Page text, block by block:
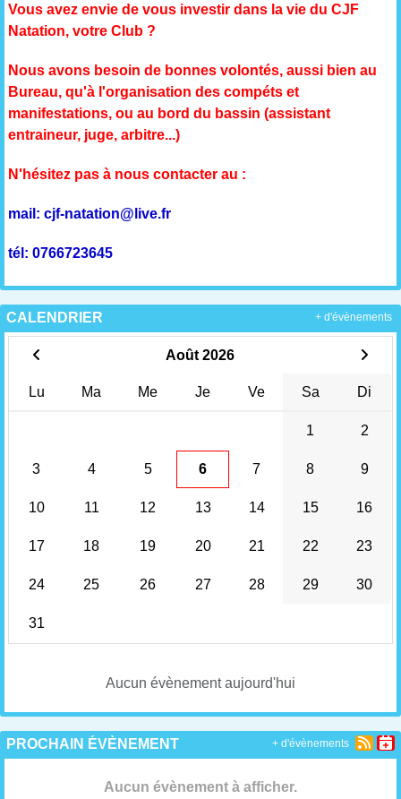
Vous avez envie de vous investir dans la vie du CJF
Natation, votre Club ?
Nous avons besoin de bonnes volontés, aussi bien au
Bureau, qu'à l'organisation des compéts et
manifestations, ou au bord du bassin (assistant
entraineur, juge, arbitre...)
N'hésitez pas à nous contacter au :
mail: cjf-natation@live.fr
tél: 0766723645
CALENDRIER
Août 2026
Lu Ma Me Je Ve Sa Di
1 2
3 4 5 6 7 8 9
10 11 12 13 14 15 16
17 18 19 20 21 22 23
24 25 26 27 28 29 30
31
Aucun évènement aujourd'hui
+ d'évènements
PROCHAIN ÉVÈNEMENT
Aucun évènement à afficher.
+ d'évènements